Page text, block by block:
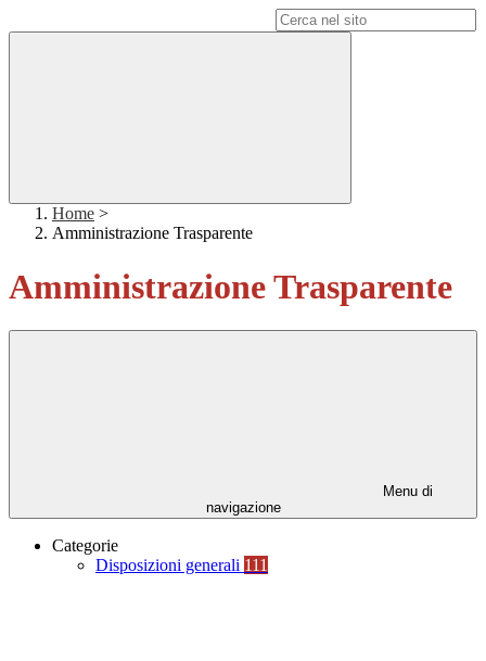
Home >
Amministrazione Trasparente
Amministrazione Trasparente
Menu di
navigazione
Categorie
Disposizioni generali 111